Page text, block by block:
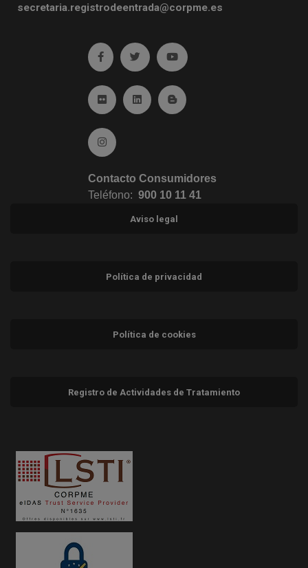
secretaria.registrodeentrada@corpme.es
Ir a facebook (abre en ventana nueva)
Ir a twitter (abre en ventana nueva)
Ir a YouTube (abre en
Ir a Flickr (abre en ventana nueva)
Ir a Linkedin (abre en ventana nueva)
Ir al Blog (abre en ventana
Ir a Instagram (abre en ventana nueva)
Contacto Consumidores
Teléfono: 900 10 11 41
Aviso legal
Política de privacidad
Política de cookies
Registro de Actividades de Tratamiento